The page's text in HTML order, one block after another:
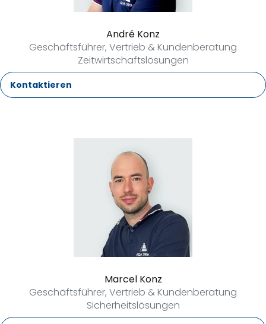
André Konz
Geschäftsführer, Vertrieb & Kundenberatung
Zeitwirtschaftslösungen
Kontaktieren
Marcel Konz
Geschäftsführer, Vertrieb & Kundenberatung
Sicherheitslösungen